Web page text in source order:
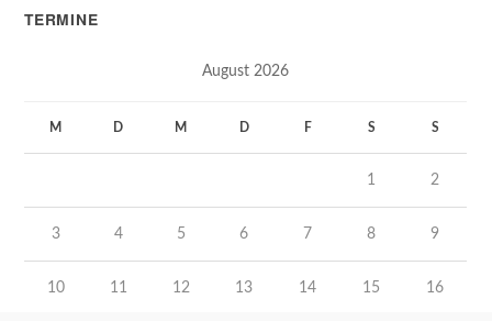
TERMINE
August 2026
M D M D F S S
1 2
3 4 5 6 7 8 9
10 11 12 13 14 15 16